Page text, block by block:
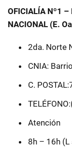
OFICIALÍA Nº1 –
NACIONAL (E.
2da. Norte
CNIA:
C.
Atención
8h – 16h (L